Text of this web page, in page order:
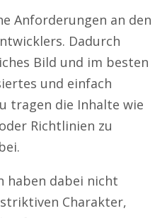
Anforderungen an den
Dadurch
Bild und im besten
und einfach
tragen die Inhalte wie
Richtlinien zu
haben dabei nicht
Charakter,